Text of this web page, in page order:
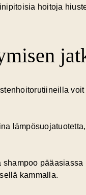
hoitoja
voit
pääasiassa
kammalla.